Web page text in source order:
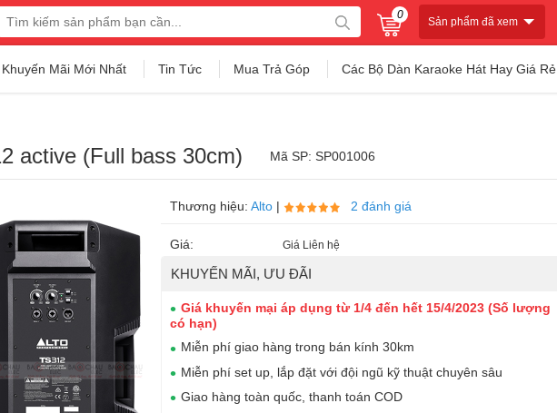
0
Sản phẩm đã xem
Khuyến Mãi Mới Nhất Tin Tức Mua Trả Góp Các Bộ Dàn Karaoke Hát Hay Giá Rẻ
active (Full bass 30cm) Mã SP: SP001006
Thương hiệu: Alto | 2 đánh giá
Giá: Giá Liên hệ
KHUYẾN MÃI, ƯU ĐÃI
Giá khuyến mại áp dụng từ 1/4 đến hết 15/4/2023 (Số lượng
có hạn)
Miễn phí giao hàng trong bán kính 30km
Miễn phí set up, lắp đặt với đội ngũ kỹ thuật chuyên sâu
Giao hàng toàn quốc, thanh toán COD